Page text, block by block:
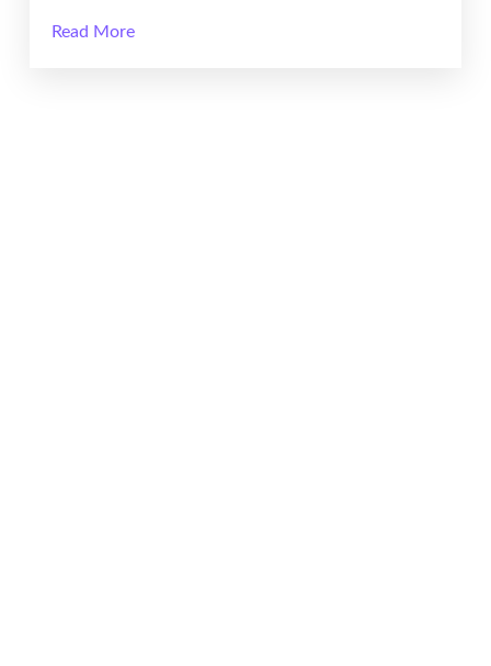
Read More